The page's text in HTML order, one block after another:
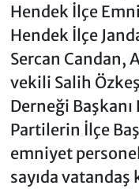
Hendek İlçe
Hendek İlçe
Sercan Candan,
vekili Salih
Derneği
Partilerin İlçe
emniyet
sayıda vatandaş